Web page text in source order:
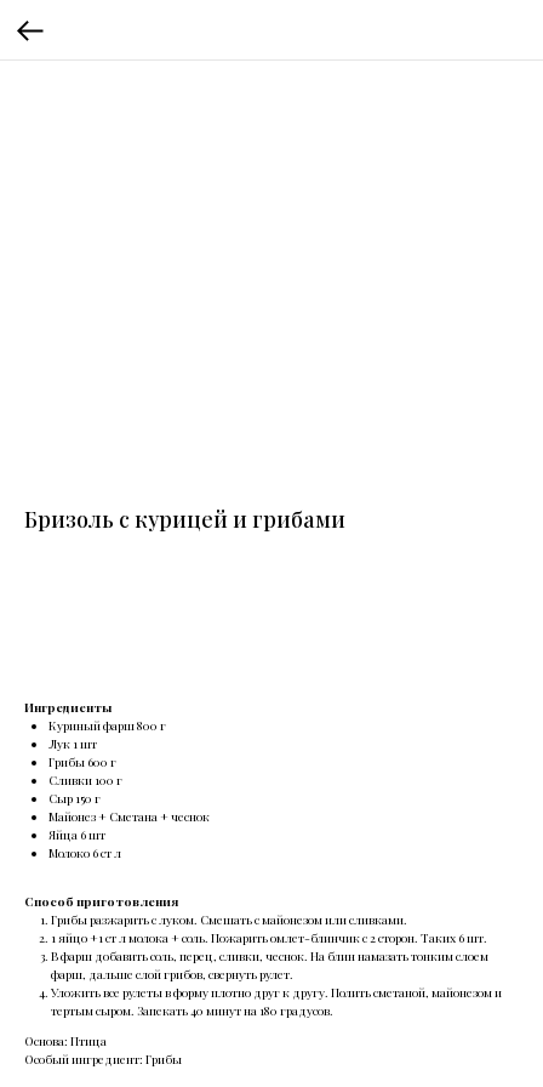
Бризоль с курицей и грибами
Ингредиенты
Куриный фарш 800 г
Лук 1 шт
Грибы 600 г
Сливки 100 г
Сыр 150 г
Майонез + Сметана + чеснок
Яйца 6 шт
Молоко 6 ст л
Способ приготовления
Грибы разжарить с луком. Смешать с майонезом или сливками.
1 яйцо +1 ст л молока + соль. Пожарить омлет-блинчик с 2 сторон. Таких 6 шт.
В фарш добавить соль, перец, сливки, чеснок. На блин намазать тонким слоем
фарш, дальше слой грибов, свернуть рулет.
Уложить все рулеты в форму плотно друг к другу. Полить сметаной, майонезом и
тертым сыром. Запекать 40 минут на 180 градусов.
Основа: Птица
Особый ингредиент: Грибы